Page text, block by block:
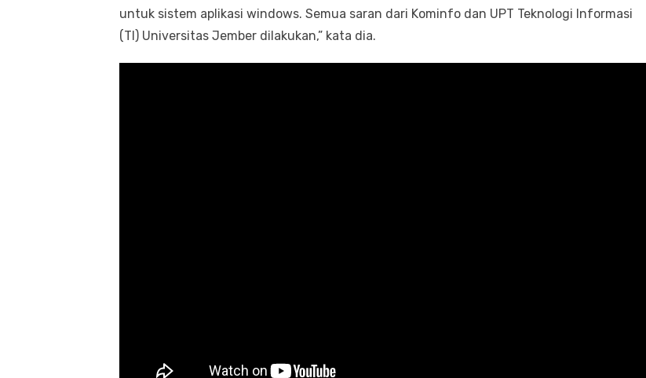
untuk sistem aplikasi windows. Semua saran dari Kominfo dan UPT Teknologi Informasi
(TI) Universitas Jember dilakukan,” kata dia.